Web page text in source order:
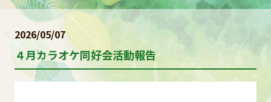
2026/05/07
４月カラオケ同好会活動報告